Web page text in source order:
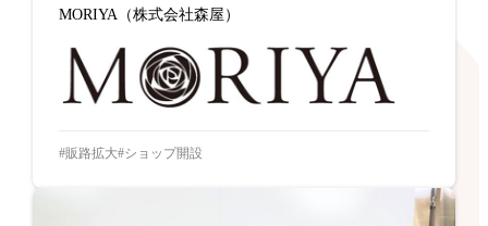
MORIYA（株式会社森屋）
販路拡大 ショップ開設